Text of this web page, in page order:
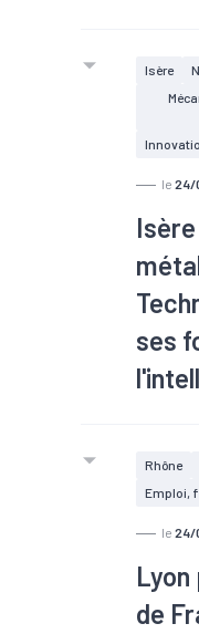
Isère
le 24/
ses
de
que
éviter.
Rhône
Emploi,
le 24/
Lyon
de